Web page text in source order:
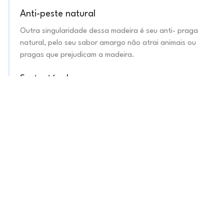
Anti-peste natural
Outra singularidade dessa madeira é seu anti- praga
natural, pelo seu sabor amargo não atrai animais ou
pragas que prejudicam a madeira.
Sustentável